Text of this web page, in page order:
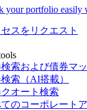
your portfolio easily
スをリクエスト
索および債券マ
索（AI搭載）
オート検索
のコーポレート